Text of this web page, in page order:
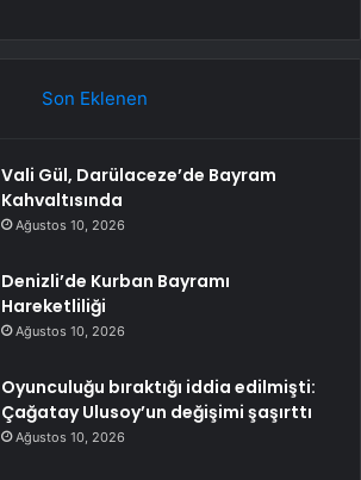
Son Eklenen
Vali Gül, Darülaceze’de Bayram
Kahvaltısında
Ağustos 10, 2026
Denizli’de Kurban Bayramı
Hareketliliği
Ağustos 10, 2026
Oyunculuğu bıraktığı iddia edilmişti:
Çağatay Ulusoy’un değişimi şaşırttı
Ağustos 10, 2026